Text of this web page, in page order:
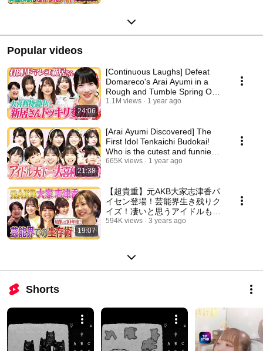
Popular videos
24:06
[Continuous Laughs] Defeat
Domareco's Arai Ayumi in a
Rough and Tumble Spring Ogiri
Training!! Or...
1.1M views 1 year ago
21:38
[Arai Ayumi Discovered] The
First Idol Tenkaichi Budokai!
Who is the cutest and funniest
idol?! [...
665K views 1 year ago
19:07
【超貴重】元AKB大家志津香パ
イセン登場！芸能界生き残りク
イズ！凄いと思うアイドルも
【爆笑】
594K views 3 years ago
Shorts